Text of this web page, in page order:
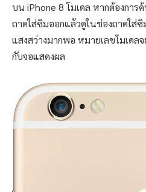
บน iPhone 8 โมเดล หากต้องการ
ถาดใส่ซิมออกแล้วดูในช่องถาดใ
แสงสว่างมากพอ หมายเลขโมเด
กับจอแสดงผล